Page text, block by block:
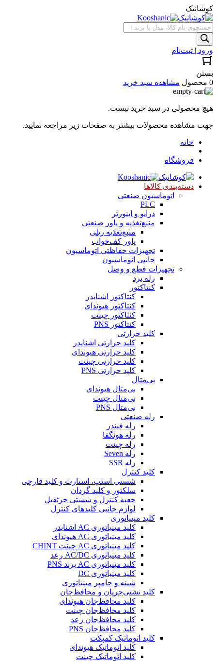
کوشانیک
جستجوی
محصولات
ورود | ثبت‌نام
بستن
0 محصول
مشاهده سبد خرید
هیچ محصولی در سبد خرید نیست.
جهت مشاهده محصولات بیشتر به صفحات زیر مراجعه نمایید.
خانه
فروشگاه
دسته‌بندی کالاها
اتوماسیون صنعتی
PLC
درایو و اینورتر
منبع‌تغذیه و پاور صنعتی
منبع‌تغذیه ریلی
پاور کف‌خواب
تجهیزات حفاظتی اتوماسیون
جانبی اتوماسیون
تجهیزات قطع و وصل
رله برد
کنتاکتور
کنتاکتور اشنایدر
کنتاکتور هیوندای
کنتاکتور چینت
کنتاکتور PNS
کلید حرارتی
کلید حرارتی اشنایدر
کلید حرارتی هیوندای
کلید حرارتی چینت
کلید حرارتی PNS
بی‌متال
بی‌متال هیوندای
بی‌متال چینت
بی‌متال PNS
رله صنعتی
رله فیندر
رله هونگفا
رله چینت
رله Seven
رله SSR
کلید کنترل
شستی استپ، استارت و کلید قارچی
سلکتور و کلید گردان
جعبه کنترل و شستی جرثقیل
لوازم جانبی کلیدهای کنترل
کلید مینیاتوری
کلید مینیاتوری AC اشنایدر
کلید مینیاتوری AC هیوندای
کلید مینیاتوری AC چینت CHINT
کلید مینیاتوری AC/DC رعد
کلید مینیاتوری AC برند PNS
کلید مینیاتوری DC
شینه و جامپر مینیاتوری
کلید نشتی‌جریان و محافظ‌جان
کلید محافظ‌جان هیوندای
کلید محافظ‌جان چینت
کلید محافظ‌جان رعد
کلید محافظ‌جان PNS
کلید اتوماتیک کمپکت
کلید اتوماتیک هیوندای
کلید اتوماتیک چینت